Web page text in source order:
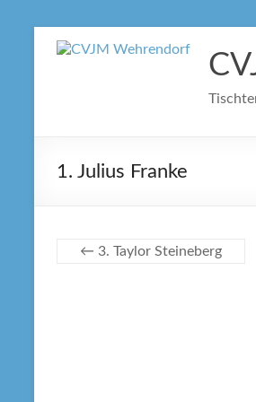
Inhalt
1. Julius Franke
← 3. Taylor Steineberg